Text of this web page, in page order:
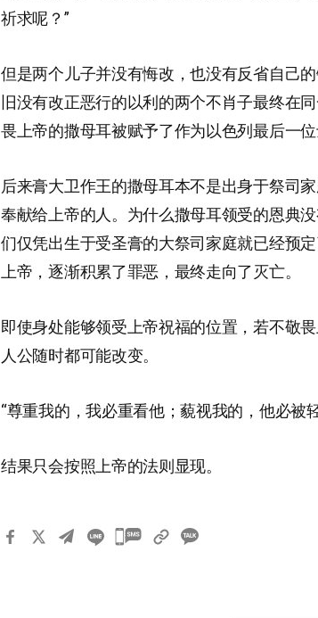
祈求呢？”
但是两个儿子并没有悔改，也没有反省自己
旧没有改正恶行的以利的两个不肖子最终在
畏上帝的撒母耳被赋予了作为以色列最后一位
后来膏大卫作王的撒母耳本不是出身于祭司
奉献给上帝的人。为什么撒母耳领受的恩典
们仅凭出生于受圣膏的大祭司家庭就已经预
上帝，逐渐积累了罪恶，最终走向了灭亡。
即使身处能够领受上帝祝福的位置，若不敬
人公随时都可能改变。
“尊重我的，我必重看他；藐视我的，他必被
结果只会按照上帝的法则显现。
카